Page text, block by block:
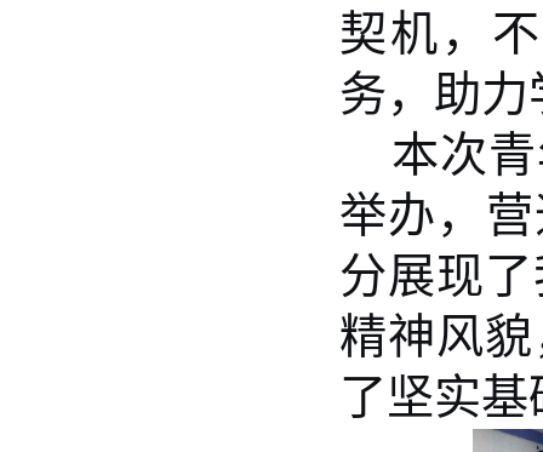
契机，
务，助
本次
举办，
分展现
精神风
了坚实基